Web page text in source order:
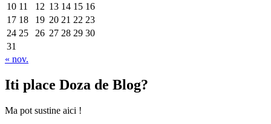
10 11 12 13 14 15 16
17 18 19 20 21 22 23
24 25 26 27 28 29 30
31
« nov.
Iti place Doza de Blog?
Ma pot sustine aici !